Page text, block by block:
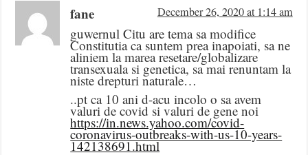
fane December 26, 2020 at 1:14 am
guwernul Citu are tema sa modifice
Constitutia ca suntem prea inapoiati, sa ne
aliniem la marea resetare/globalizare
transexuala si genetica, sa mai renuntam la
niste drepturi naturale…
..pt ca 10 ani d-acu incolo o sa avem
valuri de covid si valuri de gene noi
https://in.news.yahoo.com/covid-
coronavirus-outbreaks-with-us-10-years-
142138691.html